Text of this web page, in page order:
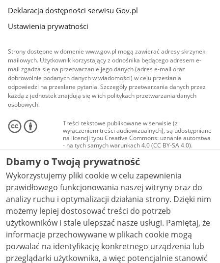
Deklaracja dostępności serwisu Gov.pl
Ustawienia prywatności
Strony dostępne w domenie www.gov.pl mogą zawierać adresy skrzynek
mailowych. Użytkownik korzystający z odnośnika będącego adresem e-
mail zgadza się na przetwarzanie jego danych (adres e-mail oraz
dobrowolnie podanych danych w wiadomości) w celu przesłania
odpowiedzi na przesłane pytania. Szczegóły przetwarzania danych przez
każdą z jednostek znajdują się w ich politykach przetwarzania danych
osobowych.
Treści tekstowe publikowane w serwisie (z
wyłączeniem treści audiowizualnych), są udostępniane
na licencji typu Creative Commons: uznanie autorstwa
- na tych samych warunkach 4.0 (CC BY-SA 4.0).
Materiały audiowizualne, w tym zdjęcia, materiały
audio i wideo, są udostępniane na licencji typu
Creative Commons: uznanie autorstwa użycie
niekomercyjne - bez utworów zależnych 4.0 (CC BY-
NC-ND 4.0), o ile nie jest to stwierdzone inaczej.
Dbamy o Twoją prywatność
Wykorzystujemy pliki cookie w celu zapewnienia
prawidłowego funkcjonowania naszej witryny oraz do
analizy ruchu i optymalizacji działania strony. Dzięki nim
możemy lepiej dostosować treści do potrzeb
użytkowników i stale ulepszać nasze usługi. Pamiętaj, że
informacje przechowywane w plikach cookie mogą
pozwalać na identyfikację konkretnego urządzenia lub
przeglądarki użytkownika, a więc potencjalnie stanowić